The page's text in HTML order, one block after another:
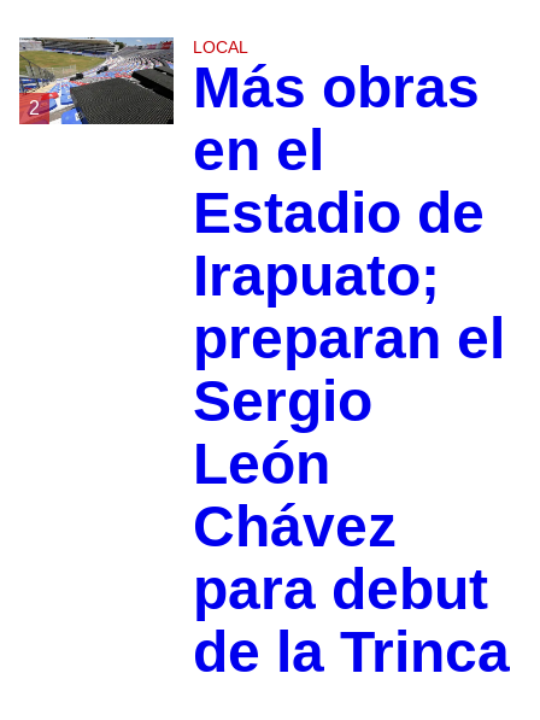
2
LOCAL
Más obras
en el
Estadio de
Irapuato;
preparan el
Sergio
León
Chávez
para debut
de la Trinca